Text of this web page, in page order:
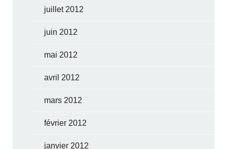
juillet 2012
juin 2012
mai 2012
avril 2012
mars 2012
février 2012
janvier 2012